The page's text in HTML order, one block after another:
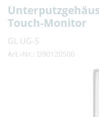
Touch-Monitor
GL UG-5
Art.-Nr.: D90120500